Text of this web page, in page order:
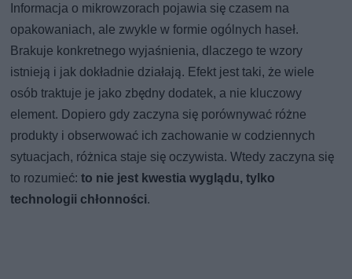
Informacja o mikrowzorach pojawia się czasem na
opakowaniach, ale zwykle w formie ogólnych haseł.
Brakuje konkretnego wyjaśnienia, dlaczego te wzory
istnieją i jak dokładnie działają. Efekt jest taki, że wiele
osób traktuje je jako zbędny dodatek, a nie kluczowy
element. Dopiero gdy zaczyna się porównywać różne
produkty i obserwować ich zachowanie w codziennych
sytuacjach, różnica staje się oczywista. Wtedy zaczyna się
to rozumieć:to nie jest kwestia wyglądu, tylko
technologii chłonności.